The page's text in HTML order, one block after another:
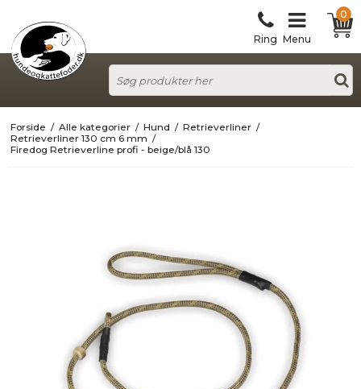
Ring Menu
0
Forside / Alle kategorier / Hund / Retrieverliner /
Retrieverliner 130 cm 6 mm /
Firedog Retrieverline profi - beige/blå 130